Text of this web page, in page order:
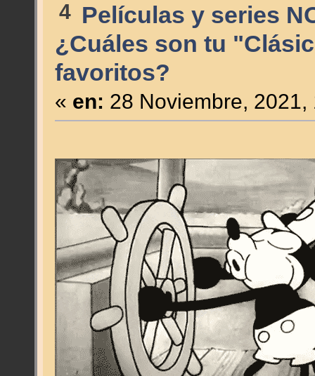
4 Películas y series
¿Cuáles son tu
favoritos?
« en: 28 Noviembre, 2021,